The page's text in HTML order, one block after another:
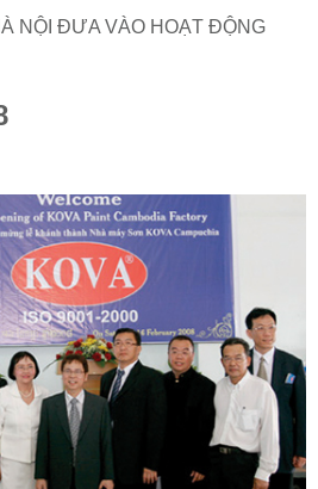
NỘI ĐƯA VÀO HOẠT ĐỘNG